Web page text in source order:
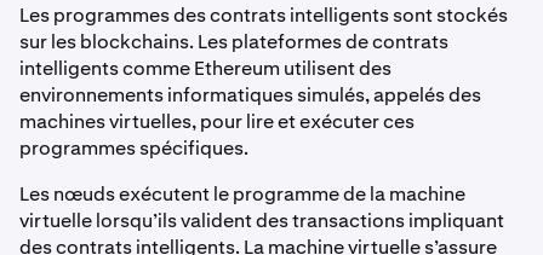
Les programmes des contrats intelligents sont stockés
sur les blockchains. Les plateformes de contrats
intelligents comme Ethereum utilisent des
environnements informatiques simulés, appelés des
machines virtuelles, pour lire et exécuter ces
programmes spécifiques.
Les nœuds exécutent le programme de la machine
virtuelle lorsqu’ils valident des transactions impliquant
des contrats intelligents. La machine virtuelle s’assure